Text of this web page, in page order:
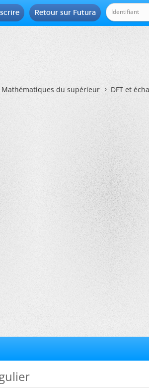
Retour sur Futura
Mathématiques du supérieur DFT et